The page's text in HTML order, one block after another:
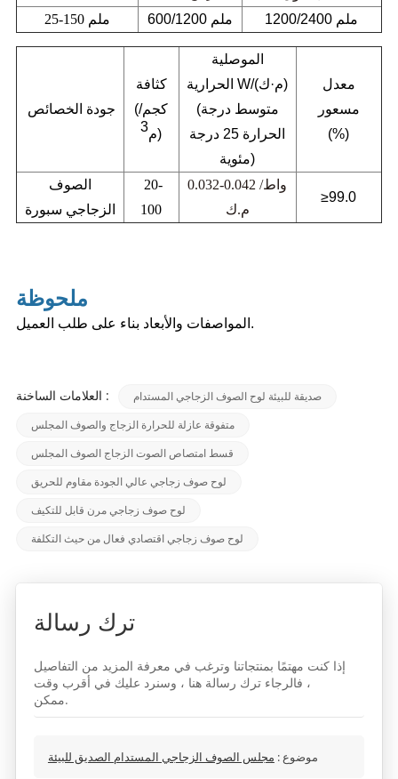
25-150 ملم
600/1200 ملم 1200/2400 ملم
جودة الخصائص
كثافة
(كجم/
م3 )
الموصلية
الحرارية W/(م·ك)
(متوسط درجة
الحرارة 25 درجة
مئوية)
معدل
مسعور
(%)
الصوف
الزجاجي سبورة
20-
100
0.032-0.042 واط/
م.ك
≥99.0
ملحوظة
المواصفات والأبعاد بناء على طلب العميل.
العلامات الساخنة : صديقة للبيئة لوح الصوف الزجاجي المستدام
متفوقة عازلة للحرارة الزجاج والصوف المجلس
قسط امتصاص الصوت الزجاج الصوف المجلس
لوح صوف زجاجي عالي الجودة مقاوم للحريق
لوح صوف زجاجي مرن قابل للتكيف
لوح صوف زجاجي اقتصادي فعال من حيث التكلفة
ترك رسالة
إذا كنت مهتمًا بمنتجاتنا وترغب في معرفة المزيد من التفاصيل
، فالرجاء ترك رسالة هنا ، وسنرد عليك في أقرب وقت
ممكن.
موضوع : مجلس الصوف الزجاجي المستدام الصديق للبيئة